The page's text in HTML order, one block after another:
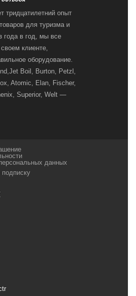
тридцатилетний опыт
для туризма и
года в год, мы все
клиенте,
оборудование.
Boil, Burton, Petzl,
Atomic, Elan, Fischer,
Superior, Welt —
304590319000121
Басег.
данных